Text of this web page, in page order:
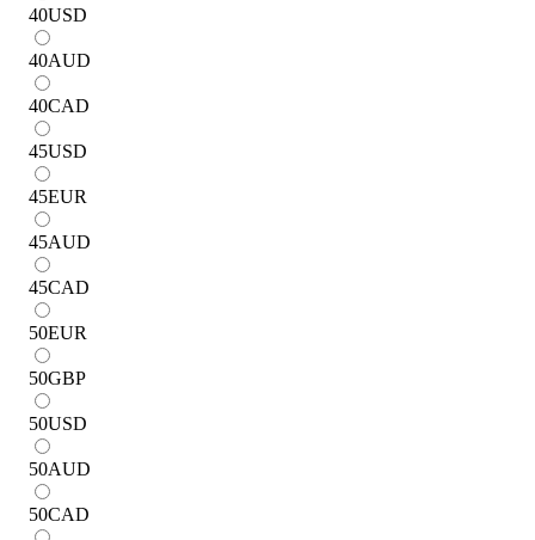
40USD
40AUD
40CAD
45USD
45EUR
45AUD
45CAD
50EUR
50GBP
50USD
50AUD
50CAD